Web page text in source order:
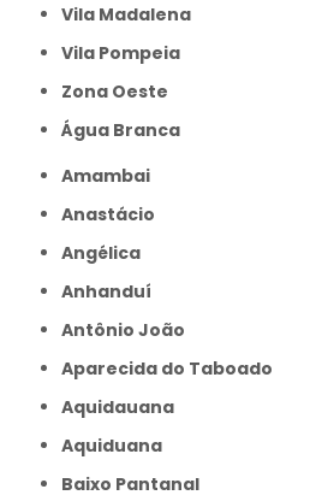
Vila Madalena
Vila Pompeia
Zona Oeste
Água Branca
Amambai
Anastácio
Angélica
Anhanduí
Antônio João
Aparecida do Taboado
Aquidauana
Aquiduana
Baixo Pantanal